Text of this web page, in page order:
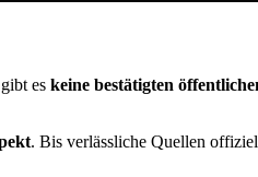
es keine bestätigten
. Bis verlässliche Quellen